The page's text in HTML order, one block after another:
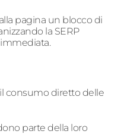
pagina un blocco di
la SERP
consumo diretto delle
parte della loro